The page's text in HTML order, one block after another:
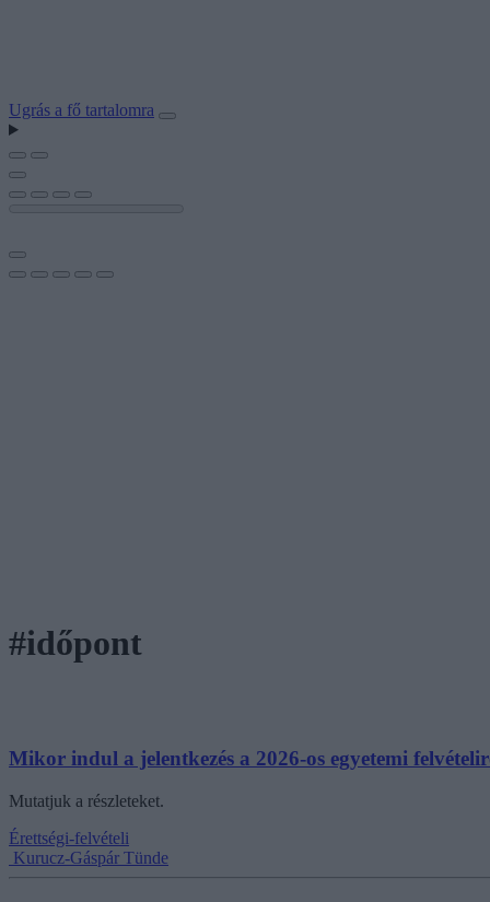
Ugrás a fő tartalomra
#időpont
Mikor indul a jelentkezés a 2026-os egyetemi
Mutatjuk a részleteket.
Érettségi-felvételi
Kurucz-Gáspár Tünde